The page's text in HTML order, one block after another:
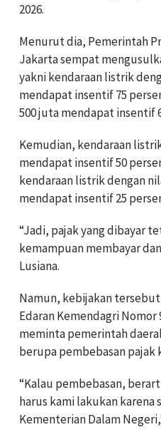
2026.
Menurut dia, Pemerintah
Jakarta sempat
yakni kendaraan listrik
mendapat insentif 75
500 juta mendapat insentif
Kemudian, kendaraan
mendapat insentif 50
kendaraan listrik dengan
mendapat insentif 25
“Jadi, pajak yang dibayar
kemampuan membayar
Lusiana.
Namun, kebijakan
Edaran Kemendagri Nomor
meminta pemerintah
berupa pembebasan pajak
“Kalau pembebasan,
harus kami lakukan karena
Kementerian Dalam